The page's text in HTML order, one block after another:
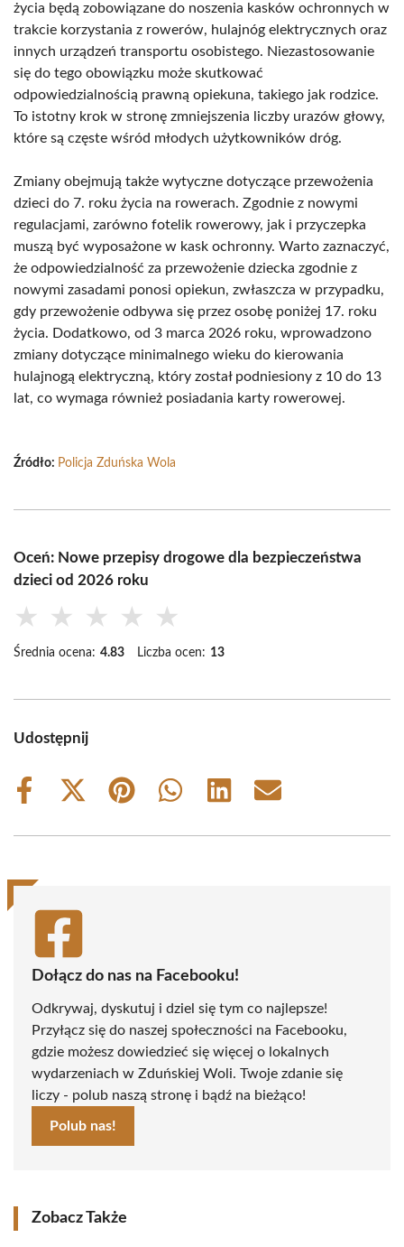
życia będą zobowiązane do noszenia kasków ochronnych w
trakcie korzystania z rowerów, hulajnóg elektrycznych oraz
innych urządzeń transportu osobistego. Niezastosowanie
się do tego obowiązku może skutkować
odpowiedzialnością prawną opiekuna, takiego jak rodzice.
To istotny krok w stronę zmniejszenia liczby urazów głowy,
które są częste wśród młodych użytkowników dróg.
Zmiany obejmują także wytyczne dotyczące przewożenia
dzieci do 7. roku życia na rowerach. Zgodnie z nowymi
regulacjami, zarówno fotelik rowerowy, jak i przyczepka
muszą być wyposażone w kask ochronny. Warto zaznaczyć,
że odpowiedzialność za przewożenie dziecka zgodnie z
nowymi zasadami ponosi opiekun, zwłaszcza w przypadku,
gdy przewożenie odbywa się przez osobę poniżej 17. roku
życia. Dodatkowo, od 3 marca 2026 roku, wprowadzono
zmiany dotyczące minimalnego wieku do kierowania
hulajnogą elektryczną, który został podniesiony z 10 do 13
lat, co wymaga również posiadania karty rowerowej.
Źródło: Policja Zduńska Wola
Oceń: Nowe przepisy drogowe dla bezpieczeństwa
dzieci od 2026 roku
★ ★ ★ ★ ★
Średnia ocena: 4.83 Liczba ocen: 13
Udostępnij
Share
Share
(Twitter)
Share
Share
Share
Share
Dołącz do nas na Facebooku!
Odkrywaj, dyskutuj i dziel się tym co najlepsze!
Przyłącz się do naszej społeczności na Facebooku,
gdzie możesz dowiedzieć się więcej o lokalnych
wydarzeniach w Zduńskiej Woli. Twoje zdanie się
liczy - polub naszą stronę i bądź na bieżąco!
Polub nas!
Zobacz Także